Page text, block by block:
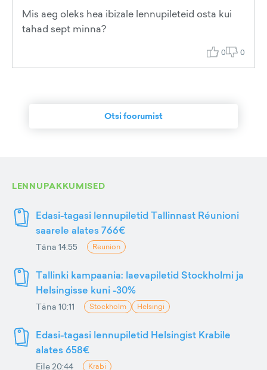
Mis aeg oleks hea ibizale lennupileteid osta kui
tahad sept minna?
0 0
Otsi foorumist
LENNUPAKKUMISED
Edasi-tagasi lennupiletid Tallinnast Réunioni
saarele alates 766€
Täna 14:55 Reunion
Tallinki kampaania: laevapiletid Stockholmi ja
Helsingisse kuni -30%
Täna 10:11 Stockholm Helsingi
Edasi-tagasi lennupiletid Helsingist Krabile
alates 658€
Eile 20:44 Krabi